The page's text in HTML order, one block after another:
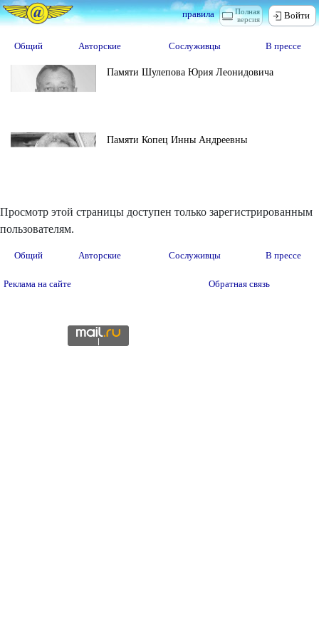
Полная
версия
правила Войти
Общий Авторские Сослуживцы В прессе
Памяти Шулепова Юрия Леонидовича
Памяти Копец Инны Андреевны
Просмотр этой страницы доступен только зарегистрированным
пользователям.
Общий Авторские Сослуживцы В прессе
Реклама на сайте Обратная связь